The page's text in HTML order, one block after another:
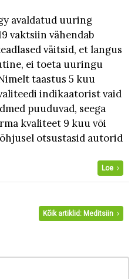
avaldatud uuring
vaktsiin vähendab
väitsid, et langus
ei toeta uuringu
taastus 5 kuu
indikaatorist vaid
puuduvad, seega
kvaliteet 9 kuu või
otsustasid autorid
Loe
Kõik artiklid: Meditsiin